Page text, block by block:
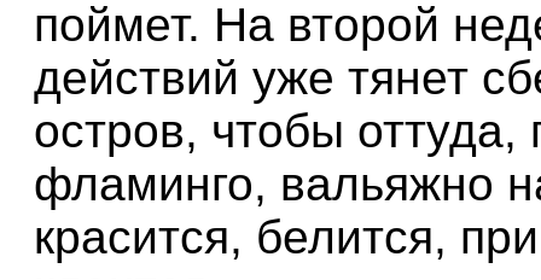
поймет. На второй
действий уже тянет
остров, чтобы оттуда,
фламинго, вальяжно
красится, белится,